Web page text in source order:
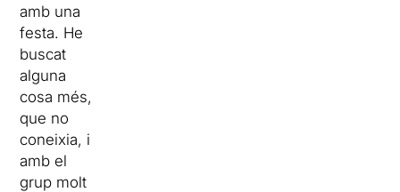
amb una
festa. He
buscat
alguna
cosa més,
que no
coneixia, i
amb el
grup molt